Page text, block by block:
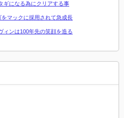
ギになる為にクリアする事
マックに採用されて急成長
ィンは100年先の笑顔を造る